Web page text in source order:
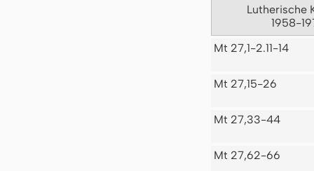
Lutherische
1958-
Mt 27,1-2.11-14
Mt 27,15-26
Mt 27,33-44
Mt 27,62-66